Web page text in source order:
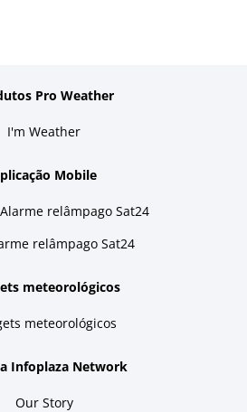
Pro Weather
I'm Weather
Mobile
relâmpago Sat24
relâmpago Sat24
meteorológicos
meteorológicos
Infoplaza Network
Our Story